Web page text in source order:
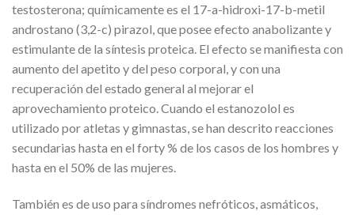
testosterona; químicamente es el 17-a-hidroxi-17-b-metil
androstano (3,2-c) pirazol, que posee efecto anabolizante y
estimulante de la síntesis proteica. El efecto se manifiesta con
aumento del apetito y del peso corporal, y con una
recuperación del estado general al mejorar el
aprovechamiento proteico. Cuando el estanozolol es
utilizado por atletas y gimnastas, se han descrito reacciones
secundarias hasta en el forty % de los casos de los hombres y
hasta en el 50% de las mujeres.
También es de uso para síndromes nefróticos, asmáticos,